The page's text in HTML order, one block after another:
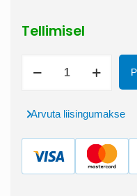
Tellimisel
pliit
kogus
Arvuta liisingumakse